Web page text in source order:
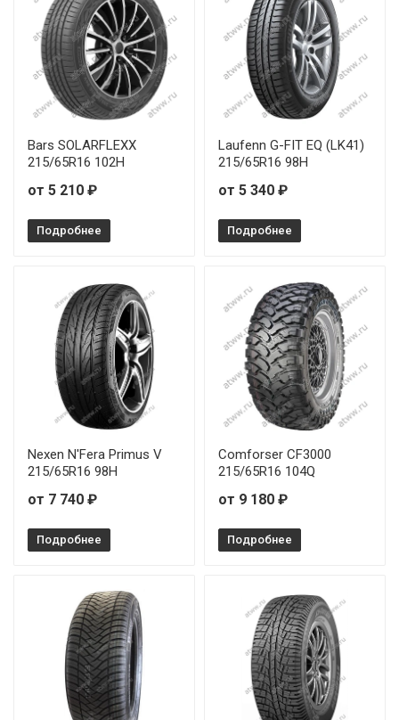
Bars SOLARFLEXX
215/65R16 102H
от 5 210 ₽
Подробнее
Laufenn G-FIT EQ (LK41)
215/65R16 98H
от 5 340 ₽
Подробнее
Nexen N'Fera Primus V
215/65R16 98H
от 7 740 ₽
Подробнее
Comforser CF3000
215/65R16 104Q
от 9 180 ₽
Подробнее